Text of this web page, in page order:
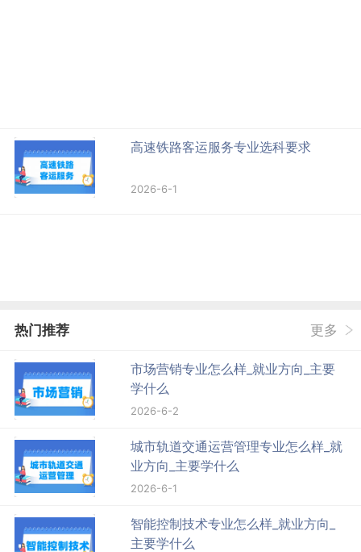
高速铁路客运服务专业选科要求
2026-6-1
热门推荐 更多
市场营销专业怎么样_就业方向_主要
学什么
2026-6-2
城市轨道交通运营管理专业怎么样_就
业方向_主要学什么
2026-6-1
智能控制技术专业怎么样_就业方向_
主要学什么